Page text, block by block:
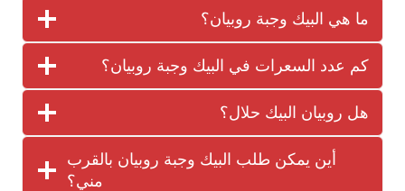
ما هي البيك وجبة روبيان؟
كم عدد السعرات في البيك وجبة روبيان؟
هل روبيان البيك حلال؟
أين يمكن طلب البيك وجبة روبيان بالقرب
مني؟